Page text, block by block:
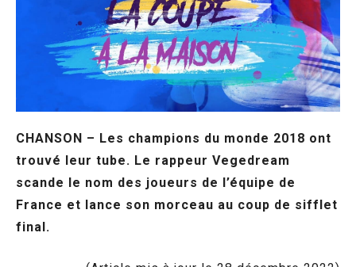
CHANSON – Les champions du monde 2018 ont
trouvé leur tube. Le rappeur Vegedream
scande le nom des joueurs de l’équipe de
France et lance son morceau au coup de sifflet
final.